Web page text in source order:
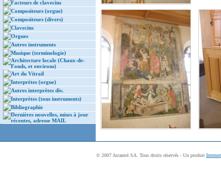
Facteurs de clavecins
Compositeurs (orgue)
Compositeurs (divers)
Clavecins
Orgues
Autres instruments
Musique (terminologie)
Architecture locale (Chaux-de-
Fonds, et environs)
Art du Vitrail
Interprètes (orgue)
Autres interprètes div.
Interprètes (tous instruments)
Bibliographie
Dernières nouvelles, mises à jour
récentes, adresse MAIL
© 2007 Arcantel SA. Tous droits réservés - Un produit